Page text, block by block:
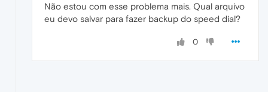
Não estou com esse problema mais. Qual arquivo
eu devo salvar para fazer backup do speed dial?
0